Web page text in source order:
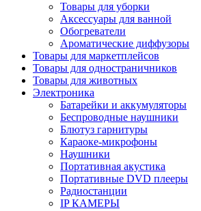
Товары для уборки
Аксессуары для ванной
Обогреватели
Ароматические диффузоры
Товары для маркетплейсов
Товары для одностраничников
Товары для животных
Электроника
Батарейки и аккумуляторы
Беспроводные наушники
Блютуз гарнитуры
Караоке-микрофоны
Наушники
Портативная акустика
Портативные DVD плееры
Радиостанции
IP КАМЕРЫ